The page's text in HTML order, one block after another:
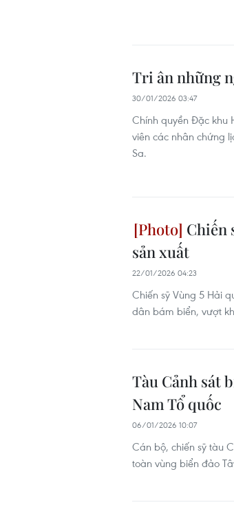
Tri ân những
30/01/2026 03:47
Chính quyền Đặc khu
viên các nhân chứng
Sa.
Chiến
sản xuất
22/01/2026 04:23
Chiến sỹ Vùng 5 Hải
dân bám biển, vượt
Tàu Cảnh sát
Nam Tổ quốc
06/01/2026 10:07
Cán bộ, chiến sỹ tàu
toàn vùng biển đảo